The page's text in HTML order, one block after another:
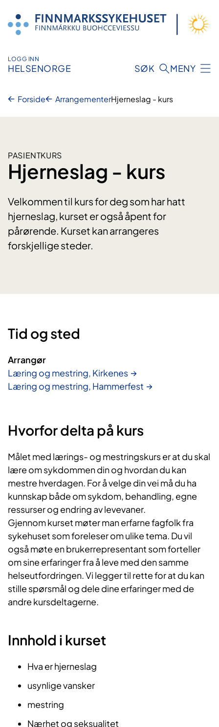
innhold
LOGG INN
HELSENORGE SØK MENY
Forside ArrangementerHjerneslag - kurs
PASIENTKURS
Hjerneslag - kurs
Velkommen til kurs for deg som har hatt
hjerneslag, kurset er også åpent for
pårørende. Kurset kan arrangeres
forskjellige steder.
Tid og sted
Arrangør
Læring og mestring, Kirkenes
Læring og mestring, Hammerfest
Hvorfor delta på kurs
Målet med lærings- og mestringskurs er at du skal
lære om sykdommen din og hvordan du kan
mestre hverdagen. For å velge din vei må du ha
kunnskap både om sykdom, behandling, egne
ressurser og endring av levevaner.
Gjennom kurset møter man erfarne fagfolk fra
sykehuset som foreleser om ulike tema. Du vil
også møte en brukerrepresentant som forteller
om sine erfaringer fra å leve med den samme
helseutfordringen. Vi legger til rette for at du kan
stille spørsmål og dele dine erfaringer med de
andre kursdeltagerne.
Innhold i kurset
Hva er hjerneslag
usynlige vansker
mestring
Nærhet og seksualitet